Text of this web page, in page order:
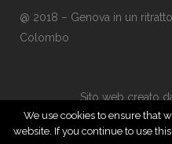
@ 2018 – Genova in un
Colombo
Sito web creato
We use cookies to ensure that
website. If you continue to use